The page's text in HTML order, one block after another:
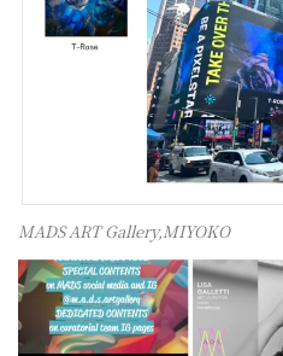
MADS ART Gallery,MIYOKO